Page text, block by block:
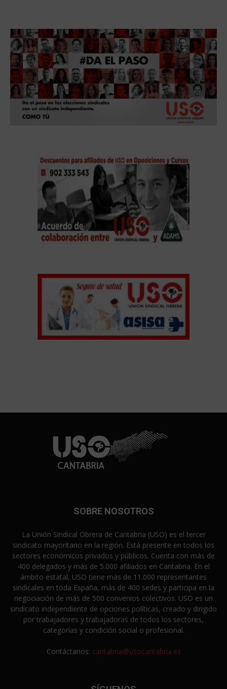
SOBRE NOSOTROS
La Unión Sindical Obrera de Cantabria (USO) es el tercer
sindicato mayoritario en la región. Está presente en todos los
sectores económicos privados y públicos. Cuenta con más de
400 delegados y más de 5.000 afiliados en Cantabria. En el
ámbito estatal, USO tiene más de 11.000 representantes
sindicales en toda España, más de 400 sedes y participa en la
negociación de más de 500 convenios colectivos. USO es un
sindicato independiente de opciones políticas, creado y dirigido
por trabajadores y trabajadoras de todos los sectores,
categorías y condición social o profesional.
Contáctanos: cantabria@usocantabria.es